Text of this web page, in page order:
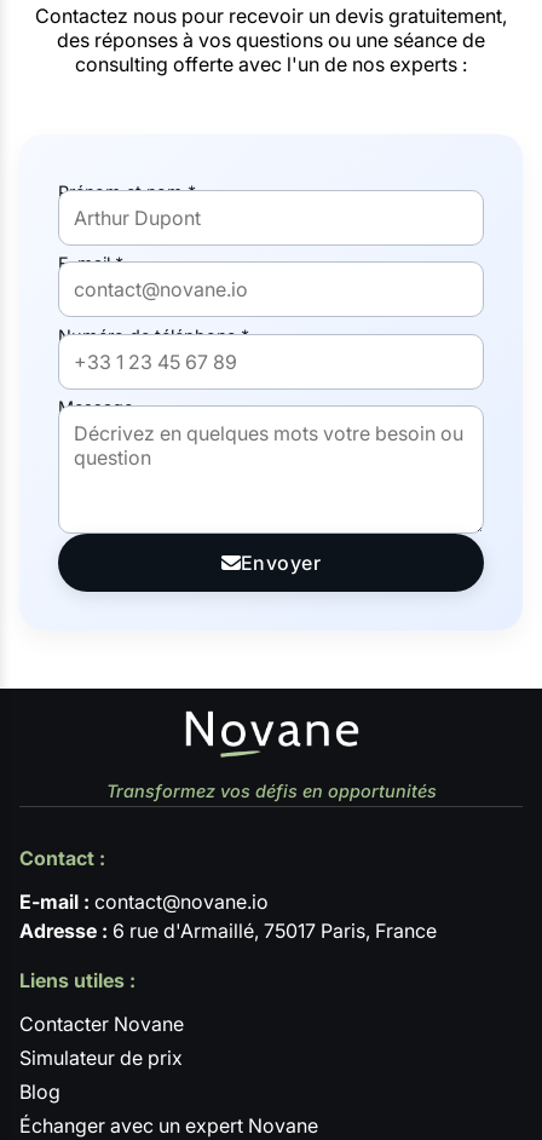
Contactez nous pour recevoir un devis gratuitement,
des réponses à vos questions ou une séance de
consulting offerte avec l'un de nos experts :
Prénom et nom *
E-mail *
Numéro de téléphone *
Message
Envoyer
Transformez vos défis en opportunités
Contact :
E-mail : contact@novane.io
Adresse : 6 rue d'Armaillé, 75017 Paris, France
Liens utiles :
Contacter Novane
Simulateur de prix
Blog
Échanger avec un expert Novane